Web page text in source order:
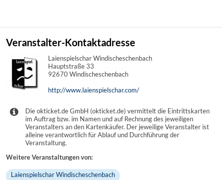
Veranstalter-Kontaktadresse
Laienspielschar Windischeschenbach
Hauptstraße 33
92670 Windischeschenbach
http://www.laienspielschar.com/
Die okticket.de GmbH (okticket.de) vermittelt die Eintrittskarten
im Auftrag bzw. im Namen und auf Rechnung des jeweiligen
Veranstalters an den Kartenkäufer. Der jeweilige Veranstalter ist
alleine verantwortlich für Ablauf und Durchführung der
Veranstaltung.
Weitere Veranstaltungen von:
Laienspielschar Windischeschenbach